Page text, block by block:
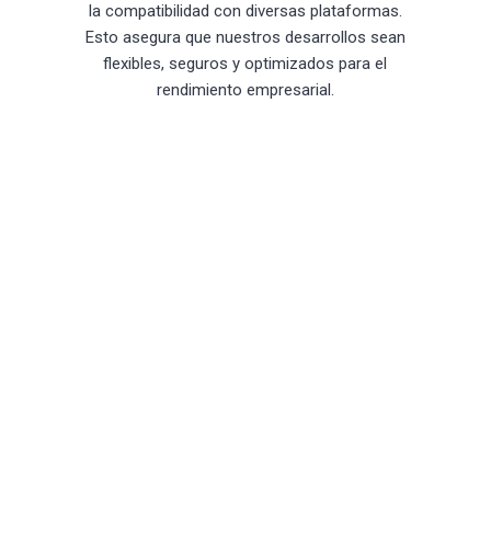
la compatibilidad con diversas plataformas.
Esto asegura que nuestros desarrollos sean
flexibles, seguros y optimizados para el
rendimiento empresarial.